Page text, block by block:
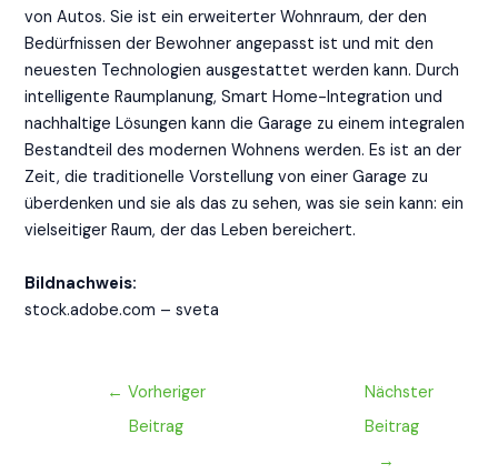
von Autos. Sie ist ein erweiterter Wohnraum, der den
Bedürfnissen der Bewohner angepasst ist und mit den
neuesten Technologien ausgestattet werden kann. Durch
intelligente Raumplanung, Smart Home-Integration und
nachhaltige Lösungen kann die Garage zu einem integralen
Bestandteil des modernen Wohnens werden. Es ist an der
Zeit, die traditionelle Vorstellung von einer Garage zu
überdenken und sie als das zu sehen, was sie sein kann: ein
vielseitiger Raum, der das Leben bereichert.
Bildnachweis:
stock.adobe.com – sveta
← Vorheriger
Beitrag
Nächster
Beitrag
→